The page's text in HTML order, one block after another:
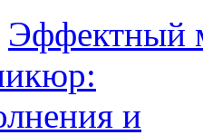
Эффектный